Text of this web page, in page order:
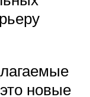
новые